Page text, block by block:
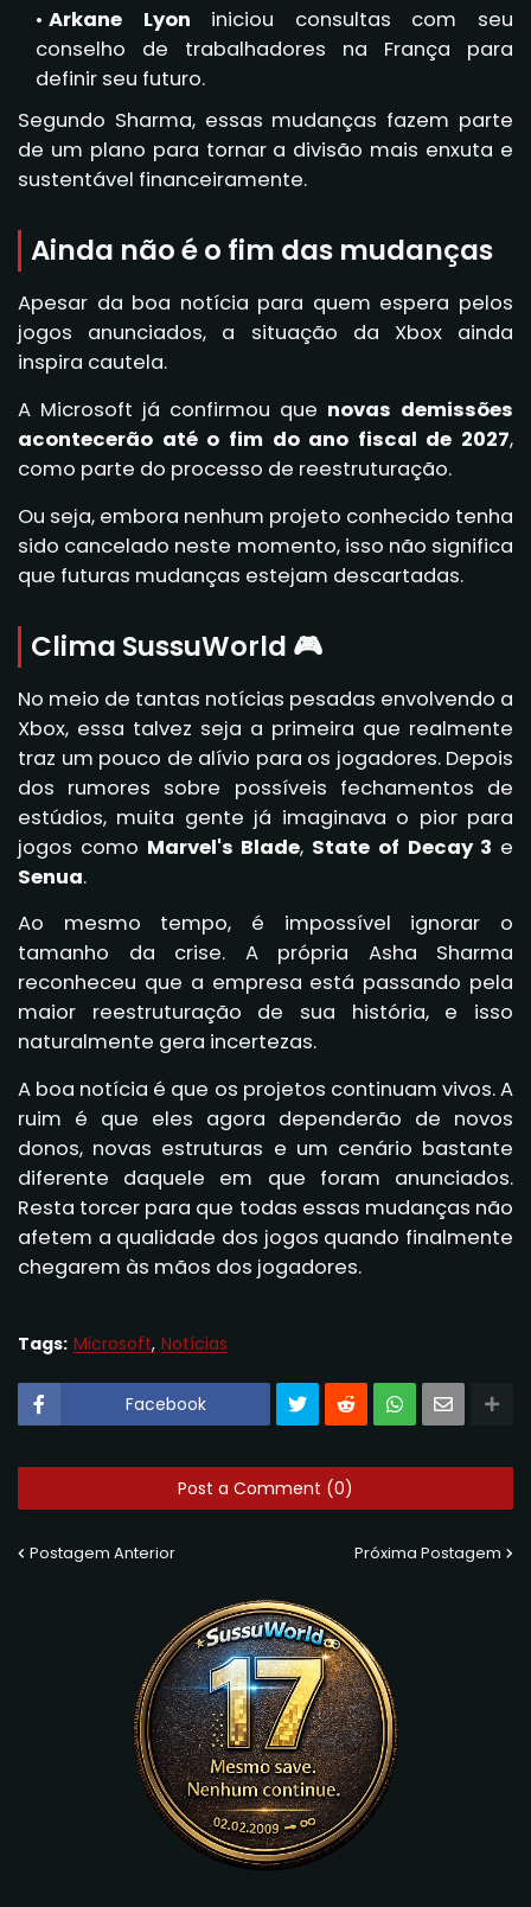
Arkane Lyon iniciou consultas com seu
conselho de trabalhadores na França para
definir seu futuro.
Segundo Sharma, essas mudanças fazem parte
de um plano para tornar a divisão mais enxuta e
sustentável financeiramente.
Ainda não é o fim das mudanças
Apesar da boa notícia para quem espera pelos
jogos anunciados, a situação da Xbox ainda
inspira cautela.
A Microsoft já confirmou que novas demissões
acontecerão até o fim do ano fiscal de 2027,
como parte do processo de reestruturação.
Ou seja, embora nenhum projeto conhecido tenha
sido cancelado neste momento, isso não significa
que futuras mudanças estejam descartadas.
Clima SussuWorld 🎮
No meio de tantas notícias pesadas envolvendo a
Xbox, essa talvez seja a primeira que realmente
traz um pouco de alívio para os jogadores. Depois
dos rumores sobre possíveis fechamentos de
estúdios, muita gente já imaginava o pior para
jogos como Marvel's Blade, State of Decay 3 e
Senua.
Ao mesmo tempo, é impossível ignorar o
tamanho da crise. A própria Asha Sharma
reconheceu que a empresa está passando pela
maior reestruturação de sua história, e isso
naturalmente gera incertezas.
A boa notícia é que os projetos continuam vivos. A
ruim é que eles agora dependerão de novos
donos, novas estruturas e um cenário bastante
diferente daquele em que foram anunciados.
Resta torcer para que todas essas mudanças não
afetem a qualidade dos jogos quando finalmente
chegarem às mãos dos jogadores.
Tags: Microsoft Notícias
Facebook
Post a Comment (0)
Postagem Anterior Próxima Postagem